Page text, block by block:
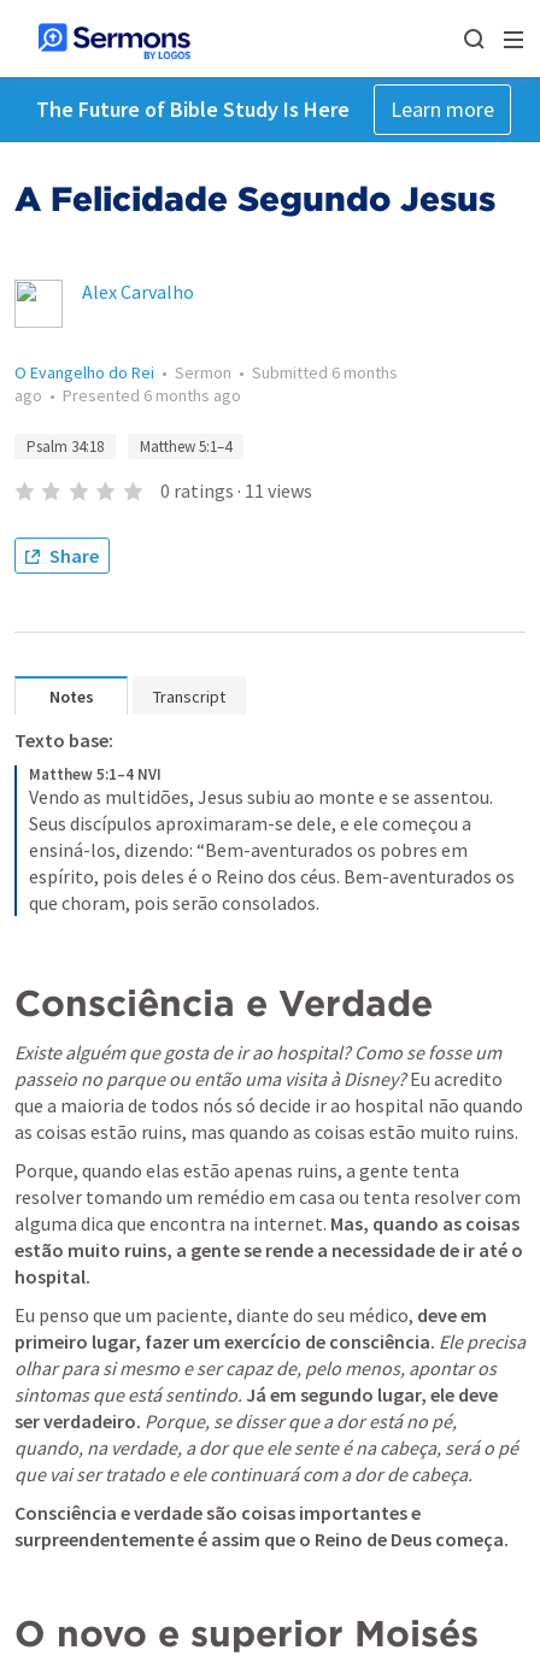
The Future of Bible Study Is Here Learn more
A Felicidade Segundo Jesus
Alex Carvalho
O Evangelho do Rei • Sermon • Submitted 6 months
ago • Presented 6 months ago
Psalm 34:18 Matthew 5:1–4
0 ratings · 11 views
Share
Notes Transcript
Texto base:
Matthew 5:1–4 NVI
Vendo as multidões, Jesus subiu ao monte e se assentou.
Seus discípulos aproximaram-se dele, e ele começou a
ensiná-los, dizendo: “Bem-aventurados os pobres em
espírito, pois deles é o Reino dos céus. Bem-aventurados os
que choram, pois serão consolados.
Consciência e Verdade
Existe alguém que gosta de ir ao hospital? Como se fosse um
passeio no parque ou então uma visita à Disney? Eu acredito
que a maioria de todos nós só decide ir ao hospital não quando
as coisas estão ruins, mas quando as coisas estão muito ruins.
Porque, quando elas estão apenas ruins, a gente tenta
resolver tomando um remédio em casa ou tenta resolver com
alguma dica que encontra na internet. Mas, quando as coisas
estão muito ruins, a gente se rende a necessidade de ir até o
hospital.
Eu penso que um paciente, diante do seu médico, deve em
primeiro lugar, fazer um exercício de consciência. Ele precisa
olhar para si mesmo e ser capaz de, pelo menos, apontar os
sintomas que está sentindo. Já em segundo lugar, ele deve
ser verdadeiro. Porque, se disser que a dor está no pé,
quando, na verdade, a dor que ele sente é na cabeça, será o pé
que vai ser tratado e ele continuará com a dor de cabeça.
Consciência e verdade são coisas importantes e
surpreendentemente é assim que o Reino de Deus começa.
O novo e superior Moisés